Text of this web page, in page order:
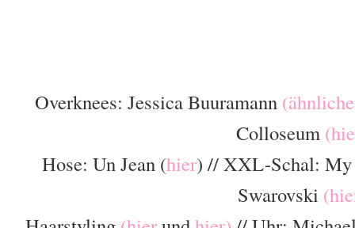
Overknees: Jessica Buuramann
Colloseum
Hose: Un Jean (hier) // XXL-Schal:
Swarovski